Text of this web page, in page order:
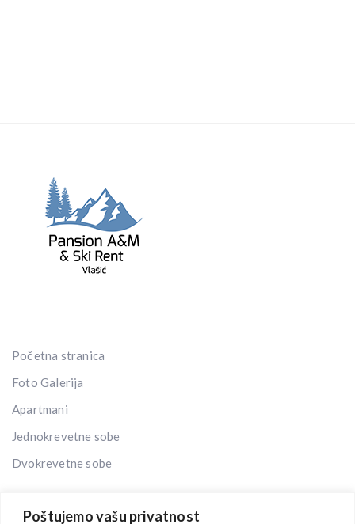
Poštujemo vašu privatnost
Početna stranica
Foto Galerija
Apartmani
Jednokrevetne sobe
Dvokrevetne sobe